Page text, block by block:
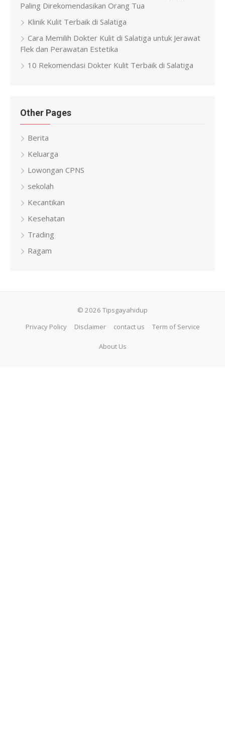
Paling Direkomendasikan Orang Tua
Klinik Kulit Terbaik di Salatiga
Cara Memilih Dokter Kulit di Salatiga untuk Jerawat
Flek dan Perawatan Estetika
10 Rekomendasi Dokter Kulit Terbaik di Salatiga
Other Pages
Berita
Keluarga
Lowongan CPNS
sekolah
Kecantikan
Kesehatan
Trading
Ragam
© 2026 Tipsgayahidup
Privacy Policy
Disclaimer contact us Term of Service
About Us